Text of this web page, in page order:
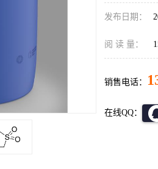
发布日期：
阅 读 量：
销售电话：
在线QQ：